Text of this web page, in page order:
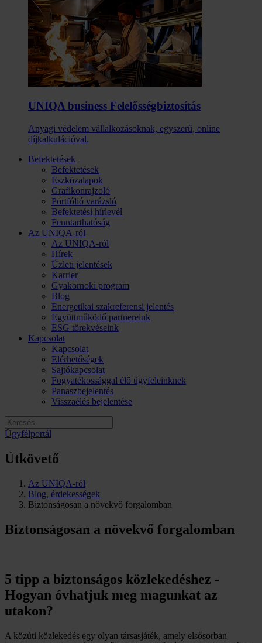
UNIQA business Felelősség­biztosítás
Anyagi védelem vállalkozásoknak, egyszerű, online
díjkalkulációval.
Befektetések
Befektetések
Eszközalapok
Grafikonrajzoló
Portfólió varázsló
Befektetési hírlevél
Fenntarthatóság
Az UNIQA-ról
Az UNIQA-ról
Hírek
Üzleti jelentések
Karrier
Gyakornoki program
Blog
Energetikai szakreferensi jelentés
Együttműködő partnereink
ESG törekvéseink
Kapcsolat
Kapcsolat
Elérhetőségek
Sajtókapcsolat
Fogyatékossággal élő ügyfeleinknek
Panaszbejelentés
Visszaélés bejelentése
Ügyfélportál
Útkövető
Az UNIQA-ról
Blog, érdekességek
Biztonságosan a növekvő forgalomban
Biztonságosan a növekvő forgalomban
5 tipp a biztonságos közlekedéshez -
Hogyan óvhatjuk meg magunkat az
utakon?
A közúti közlekedés egy olyan társasjáték, amely elsősorban